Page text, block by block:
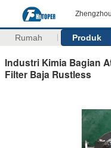
Rumah Produk
Industri Kimia Bagian
Filter Baja Rustless